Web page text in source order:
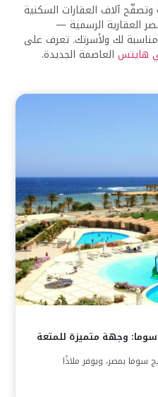
آلاف العقارات السكنية
العقارية الرسمية —
لك ولأسرتك. تعرف على
هايتس العاصمة الجديدة.
سوما: وجهة متميزة للمتعة
سوما بمصر، ويوفر ملاذًا